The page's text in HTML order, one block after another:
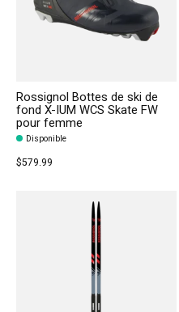
Rossignol Bottes de ski de
fond X-IUM WCS Skate FW
pour femme
Disponible
$579.99